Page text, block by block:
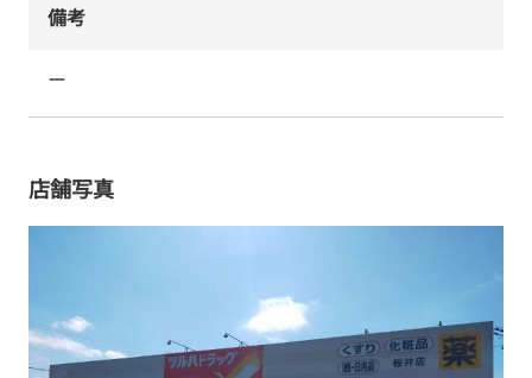
備考
ー
店舗写真